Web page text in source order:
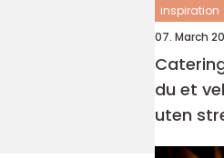
inspiration
07. March
Catering
du et
uten